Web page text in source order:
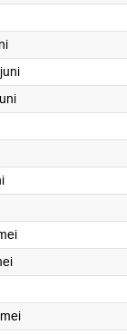
2025
2025
2025
2025
2025
2025
2025
2025
2025